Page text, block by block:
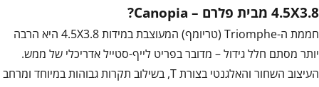
4.5X3.8 מבית פלרם – Canopia?
חממת ה-Triomphe (טריומף) המעוצבת במידות 4.5X3.8 היא הרבה
יותר מסתם חלל גידול – מדובר בפריט לייף-סטייל אדריכלי של ממש.
העיצוב השחור והאלגנטי בצורת T, בשילוב תקרות גבוהות במיוחד ומרחב